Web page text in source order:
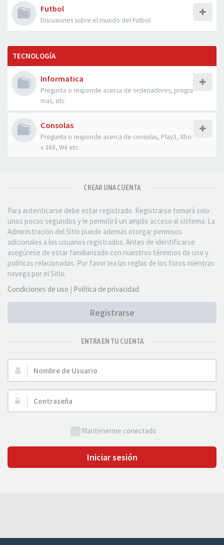
Futbol
Discusiones sobre el mundo del Futbol
TECNOLOGÍA
Informatica
Pregunta o responde acerca de ordenadores, progra
mas, etc
Consolas
Pregunta o responde acerca de consolas, Play3, Xbo
x 360, Wii etc.
CREAR UNA CUENTA
Para autenticarse debe estar registrado. Registrarse tomará solo
unos pocos segundos y le permitirá un amplio acceso al sistema. La
Administración del Sitio puede además otorgar permisos
adicionales a los usuarios registrados. Antes de identificarse
asegúrese de estar familiarizado con nuestros términos de uso y
políticas relacionadas. Por favor lea las reglas de los foros mientras
navega por el Sitio.
Condiciones de uso | Política de privacidad
Registrarse
ENTRA EN TU CUENTA
Nombre
de
Usuario:
Contraseña:
Mantenerme conectado
Iniciar sesión